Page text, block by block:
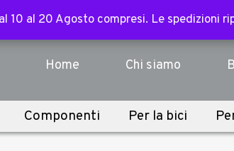
abbigliamento, componenti e
Home Chi siamo
Componenti Per la bici
10 al 20 Agosto compresi. Le spedizioni
10 al 20 Agosto compresi. Le spedizioni